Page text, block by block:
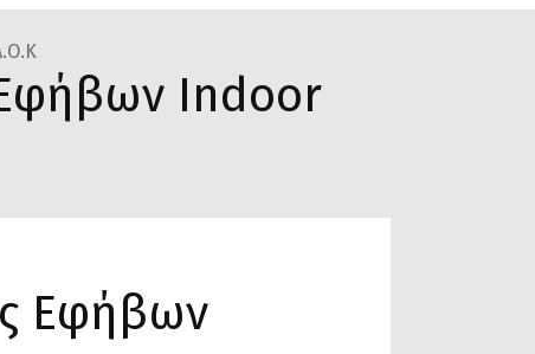
Indoor
Εφήβων